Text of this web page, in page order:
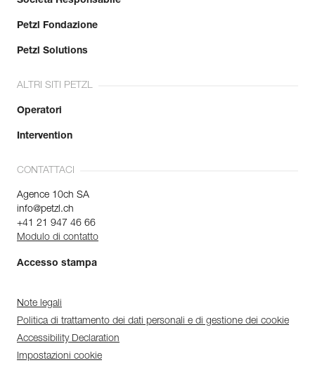
Petzl Fondazione
Petzl Solutions
ALTRI SITI PETZL
Operatori
Intervention
CONTATTACI
Agence 10ch SA
info@petzl.ch
+41 21 947 46 66
Modulo di contatto
Accesso stampa
Note legali
Politica di trattamento dei dati personali e di gestione dei cookie
Accessibility Declaration
Impostazioni cookie